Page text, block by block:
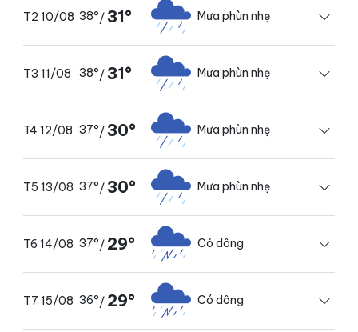
T2 10/08 38°/31° Mưa phùn nhẹ
T3 11/08 38°/31° Mưa phùn nhẹ
T4 12/08 37°/30° Mưa phùn nhẹ
T5 13/08 37°/30° Mưa phùn nhẹ
T6 14/08 37°/ 29° Có dông
T7 15/08 36°/ 29° Có dông